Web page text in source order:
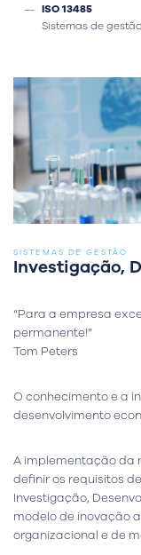
ISO 13485
Sistemas de
SISTEMAS DE GESTÃO
Investigação,
“Para a empresa
permanente!”
Tom Peters
O conhecimento e a
desenvolvimento
A implementação da
definir os requisitos
Investigação,
modelo de inovação
organizacional e de